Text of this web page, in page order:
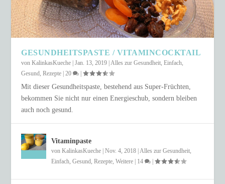
MINUTEN
GESUNDHEITSPASTE / VITAMINCOCKTAIL
vonKalinkasKueche |Jan. 13, 2019 |Alles zur Gesundheit,Einfach,
Gesund,Rezepte |20 |
Mit dieser Gesundheitspaste, bestehend aus Super-Früchten,
bekommen Sie nicht nur einen Energieschub, sondern bleiben
auch noch gesund.
Vitaminpaste
vonKalinkasKueche |Nov. 4, 2018 |Alles zur Gesundheit,
Einfach,Gesund,Rezepte,Weitere 14 |